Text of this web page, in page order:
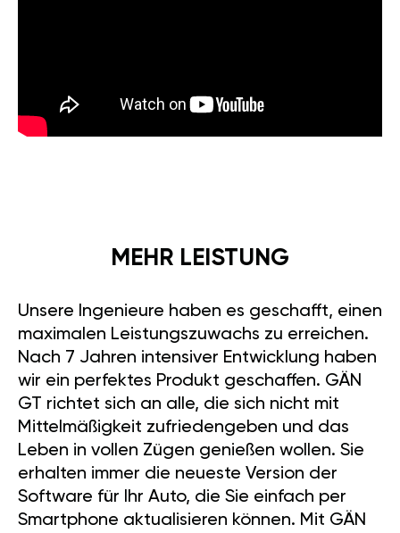
MEHR LEISTUNG
Unsere Ingenieure haben es geschafft, einen
maximalen Leistungszuwachs zu erreichen.
Nach 7 Jahren intensiver Entwicklung haben
wir ein perfektes Produkt geschaffen. GÄN
GT richtet sich an alle, die sich nicht mit
Mittelmäßigkeit zufriedengeben und das
Leben in vollen Zügen genießen wollen. Sie
erhalten immer die neueste Version der
Software für Ihr Auto, die Sie einfach per
Smartphone aktualisieren können. Mit GÄN